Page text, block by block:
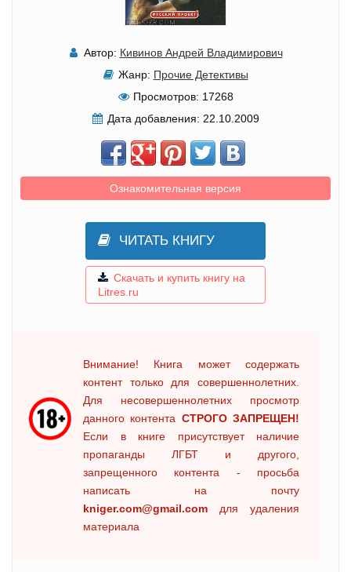
Автор: Кивинов Андрей Владимирович
Жанр: Прочие Детективы
Просмотров: 17268
Дата добавления: 22.10.2009
Ознакомительная версия
ЧИТАТЬ КНИГУ
Скачать и купить книгу на
Litres.ru
Внимание! Книга может содержать
контент только для совершеннолетних.
Для несовершеннолетних просмотр
данного контента СТРОГО ЗАПРЕЩЕН!
Если в книге присутствует наличие
пропаганды ЛГБТ и другого,
запрещенного контента - просьба
написать на почту
kniger.com@gmail.com для удаления
материала